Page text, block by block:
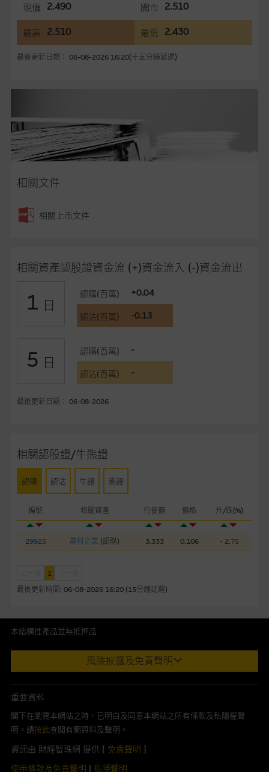
現價 2.490 開市 2.510
最高 2.510 最低 2.430
最後更新日期： 06-08-2026 16:20(十五分鐘延遲)
相關文件
相關上市文件
相關資產認股證資金流 (+)資金流入 (-)資金流出
1 日
認購(百萬) +0.04
認沽(百萬) -0.13
5 日
認購(百萬) -
認沽(百萬) -
最後更新日期： 06-08-2026
相關認股證/牛熊證
認購 認沽 牛證 熊證
編號 相關資產 行使價 價格 升/跌(%)
29925 萬科企業 (認購) 3.333 0.106 - 2.75
1
最後更新時間: 06-08-2026 16:20 (15分鐘延遲)
任何指示價格報價、公開資料或分析是基於我們相信的假設及參
數而預備的，不構成我們提出的意見。所用假設及參數並非唯一
可以合理選擇到的，因此並不保證該類報價單、公開資料或分析
表現或回報將來會實現。過去業績並不保證將來表現。網站內容
而，麥格理集團不作陳述，亦不保證網站內容在任何用途上均完
及合時性負上責任，除非這是有關適用的的法律及/或法規所規
定。
網站內容不構成要約及徵求要約，或作為任何合約的根據，以購
準備的資料編製而成，但不包括麥格理集團職員所知的資料。
整、合時及準確，對任何因任何形式(包括疏忽)由於網站內容的
或損毀，亦一概不會承擔責任或債務。
本使用條款的所有方面均受香港法例管限。
與結構性產品有關的風險
結構性產品並無抵押品，如發行人無力償債或違約，投資者可能
無法收回部份或全部應收款項。結構性產品價格可升可跌。過往
表現並不反映未來表現。產品的第二市場可能有限而麥格理資本
備有強制贖回機制可能被提早終止，届時(i) N類牛熊證投資者會
損失全部投資；而(ii)R類牛熊證之剩餘價值則可能為零。
本網站或載有連接非由麥格理集團管理的網站的連結。此等連結
理集團對此等網站的內容及所介紹的產品或服務，均無任何操控
適，不作任何聲明。麥格理集團建議閣下自行向本網站述及或連
接的第三者查詢。此外，載有第三者網站的連結，不應視為該第
本網站雖連接第三者管理的網站，但麥格理集團並非授權網站瀏
部分可經本網站連結下載的軟件程式屬於第三者的產品。閣下使
用此等屬於第三者的軟件，須自負全責。此等軟件的使用，可能
受軟件持有人訂出的使用條款約束。
本結構性產品並無抵押品
此內容來自我們在所示日期時認為可靠之來源，且均以真誠提供。然
而，Macquarie Capital Limited (CE No. AAC 534)(「 MCL 」)不作陳
亦不為資料的準確程度、完整性及合時性負上責任。
本網址由香港證券及期貨事務監察委員會註冊交易商MCL提供。MCL為
本文所提及上市股份有關的Macquarie Bank Limited (ABN 46 008
及/或流通量提供者。本網站內容僅為香港居民設計，並只供香港市民使
用，不適用於美國人或其他國家之居民。本網址提供之任何資料包括任
風險披露及免責聲明
重要資料
閣下在瀏覽本網站之時，已明白及同意本網站之所有條款及私隱權聲
明。請按此查閱有關資料及聲明。
資訊由 財經智珠網 提供 [ 免責聲明 ]
使用條款及免責聲明 | 私隱聲明